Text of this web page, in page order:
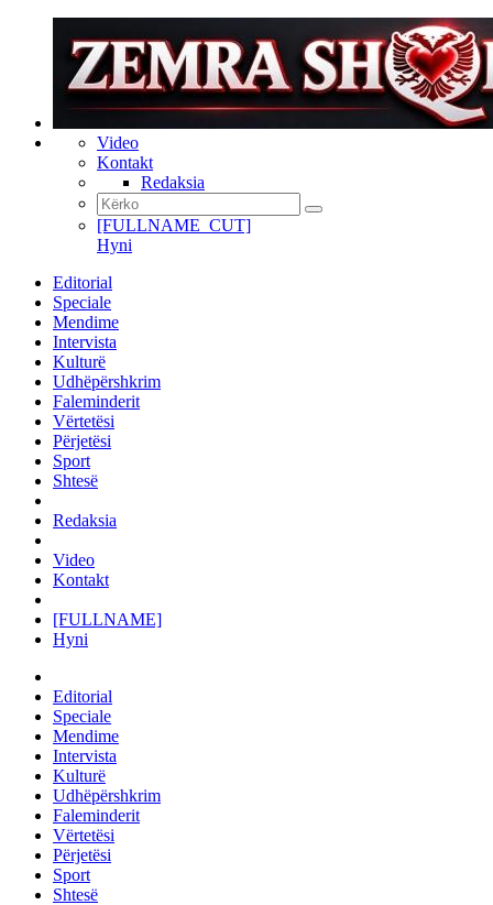
Video
Kontakt
Redaksia
[FULLNAME_CUT]
Hyni
Editorial
Speciale
Mendime
Intervista
Kulturë
Udhëpërshkrim
Faleminderit
Vërtetësi
Përjetësi
Sport
Shtesë
Redaksia
Video
Kontakt
[FULLNAME]
Hyni
Editorial
Speciale
Mendime
Intervista
Kulturë
Udhëpërshkrim
Faleminderit
Vërtetësi
Përjetësi
Sport
Shtesë